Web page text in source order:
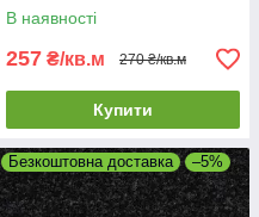
В наявності
257 ₴/кв.м 270 ₴/кв.м
Купити
Безкоштовна доставка –5%